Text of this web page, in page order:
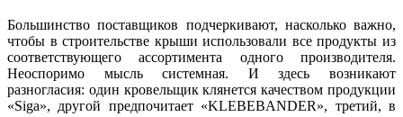
Большинство поставщиков подчеркивают, насколько важно,
чтобы в строительстве крыши использовали все продукты из
соответствующего ассортимента одного производителя.
Неоспоримо мысль системная. И здесь возникают
разногласия: один кровельщик клянется качеством продукции
«Siga», другой предпочитает «KLEBEBANDER», третий, в